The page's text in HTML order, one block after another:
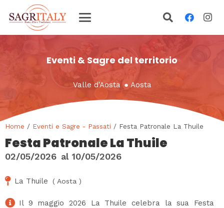
Eventi & Sagre del territorio
Valle d'Aosta ● Aosta
Home / Eventi e Sagre - Passati / Festa Patronale La Thuile
Festa Patronale La Thuile
02/05/2026 al 10/05/2026
La Thuile ( Aosta )
Il 9 maggio 2026 La Thuile celebra la sua Festa